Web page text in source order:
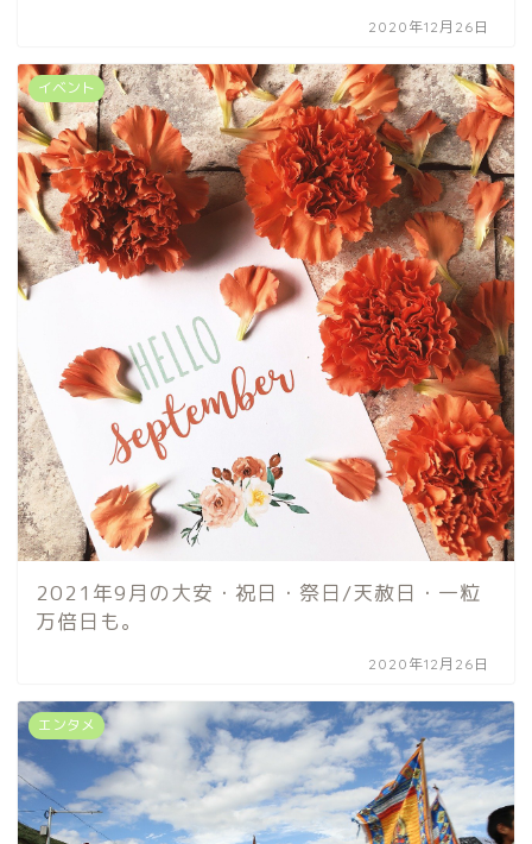
2020年12月26日
イベント
2021年9月の大安・祝日・祭日/天赦日・一粒
万倍日も。
2020年12月26日
エンタメ